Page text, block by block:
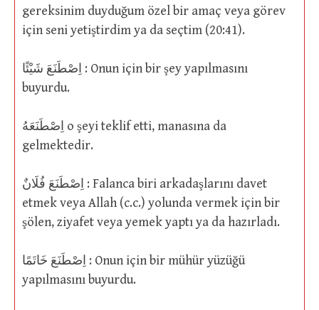
gereksinim duyduğum özel bir amaç veya görev
için seni yetiştirdim ya da seçtim (20:41).
اِصْطَنَعَ شَيْئًا : Onun için bir şey yapılmasını
buyurdu.
اِصْطَنَعَهُ o şeyi teklif etti, manasına da
gelmektedir.
اِصْطَنَعَ فُلَانٌ : Falanca biri arkadaşlarını davet
etmek veya Allah (c.c.) yolunda vermek için bir
şölen, ziyafet veya yemek yaptı ya da hazırladı.
اِصْطَنَعَ خَاتَمًا : Onun için bir mühür yüzüğü
yapılmasını buyurdu.